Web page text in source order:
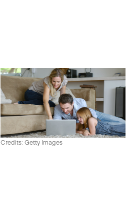
Credits: Getty Images